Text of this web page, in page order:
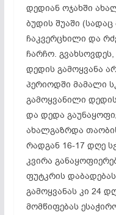
დედიანოჯახში
ბუდის შუაში
ჩაკვერცხილი და
ჩარჩო.
დედის გამოყვანა
პერიოდში მამალი
გამოყვანილი
და დედა
ახალგაზრდა
რადგან 16-17 დღე
კვირა
ფუტკრის
გამოყვანას კი 24
მომწიფებას